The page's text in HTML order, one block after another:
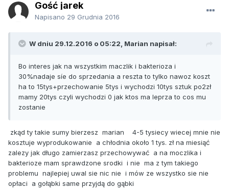
Gość jarek
Napisano 29 Grudnia 2016
W dniu 29.12.2016 o 05:22, Marian napisał:
Bo interes jak na wszystkim maczlik i bakterioza i
30%nadaje síe do sprzedania a reszta to tylko nawoz koszt
ha to 15tys+przechowanie 5tys i wychodzi 10tys sztuk po2zł
mamy 20tys czyli wychodzi 0 jak ktos ma leprza to cos mu
zostanie
zkąd ty takie sumy bierzesz marian 4-5 tysiecy wiecej mnie nie
kosztuje wyprodukowanie a chłodnia około 1 tys. zł na miesiąć
zalezy jak długo zamierzasz przechowywać a na moczlika i
bakterioze mam sprawdzone srodki i nie ma z tym takiego
problemu najlepiej uwal sie nic nie i mów ze wszystko sie nie
opłaci a gołąbki same przyjdą do gąbki